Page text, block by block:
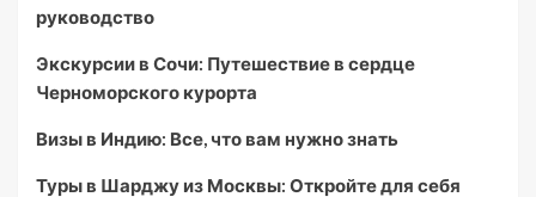
руководство
Экскурсии в Сочи: Путешествие в сердце
Черноморского курорта
Визы в Индию: Все, что вам нужно знать
Туры в Шарджу из Москвы: Откройте для себя